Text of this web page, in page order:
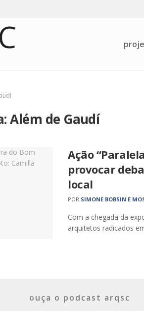
Além de Gaudí
Ação
provocar
local
POR SIMONE BOBSIN E
Com a chegada da
arquitetos radicados
ouça o podcast arqsc